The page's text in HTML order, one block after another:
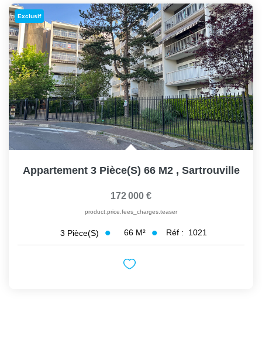
Exclusif
Appartement 3 Pièce(s) 66 M2 , Sartrouville
172 000 €
product.price.fees_charges.teaser
3 Pièce(s) 66 M² Réf : 1021